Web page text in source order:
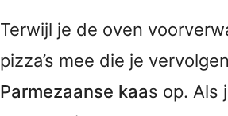
Terwijl je de oven
pizza’s mee die je
Parmezaanse kaas op. Als